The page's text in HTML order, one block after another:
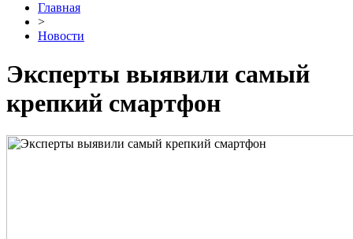
Главная
>
Новости
Эксперты выявили самый
крепкий смартфон